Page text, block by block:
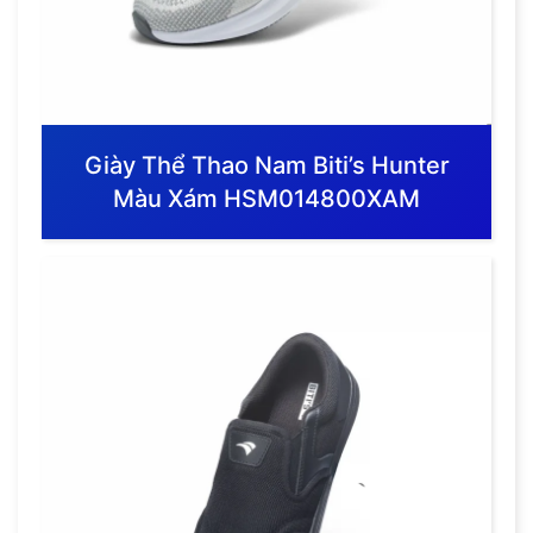
Giày Thể Thao Nam Biti’s Hunter
Màu Xám HSM014800XAM